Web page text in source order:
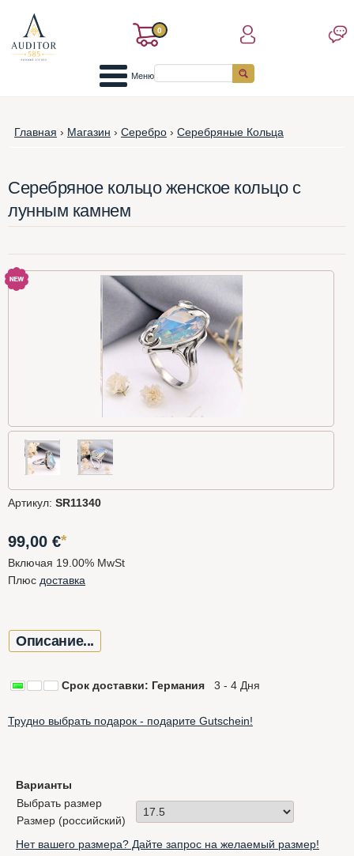
0
Меню
Главная › Магазин › Серебро › Серебряные Кольца
Серебряное кольцо женское кольцо с
лунным камнем
Артикул: SR11340
99,00 €*
Включая 19.00% MwSt
Плюс доставка
Описание...
Срок доставки: Германия 3 - 4 Дня
Трудно выбрать подарок - подарите Gutschein!
Варианты
Выбрать размер
Размер (российский)
Нет вашего размера? Дайте запрос на желаемый размер!